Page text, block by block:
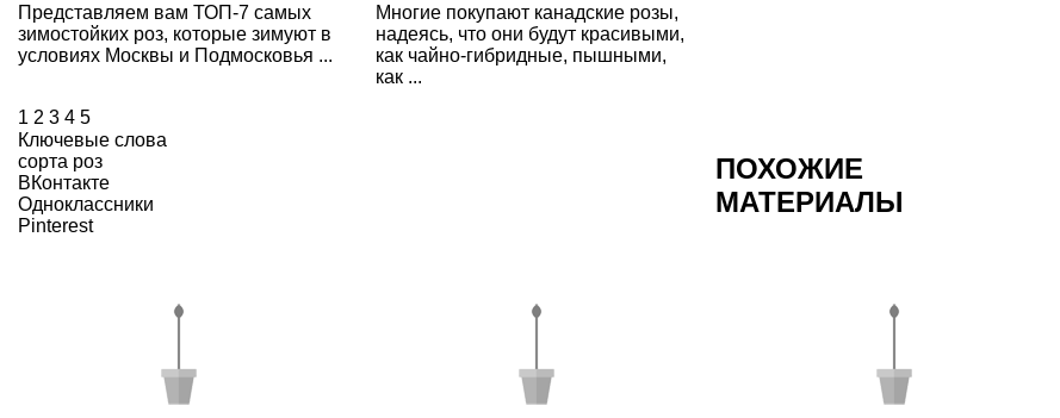
Представляем вам ТОП-7 самых
зимостойких роз, которые зимуют в
условиях Москвы и Подмосковья ...
Многие покупают канадские розы,
надеясь, что они будут красивыми,
как чайно-гибридные, пышными,
как ...
1 2 3 4 5
Ключевые слова
сорта роз
ВКонтакте
Одноклассники
Pinterest
ПОХОЖИЕ
МАТЕРИАЛЫ